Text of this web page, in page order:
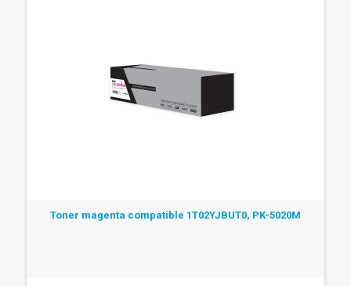
Toner magenta compatible 1T02YJBUT0, PK-5020M